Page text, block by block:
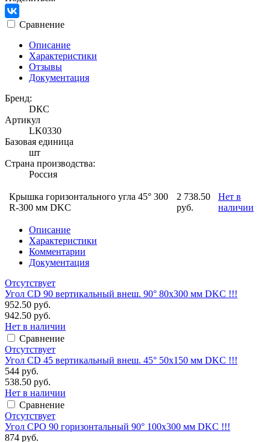
Сравнение
Описание
Характеристики
Отзывы
Документация
Бренд:
DКС
Артикул
LK0330
Базовая единица
шт
Страна производства:
Россия
Крышка горизонтального угла 45° 300
R-300 мм DKC
2 738.50
руб.
Нет в
наличии
Описание
Характеристики
Комментарии
Документация
Отсутствует
Угол CD 90 вертикальный внеш. 90° 80х300 мм DKC !!!
952.50 руб.
942.50 руб.
Нет в наличии
Сравнение
Отсутствует
Угол CD 45 вертикальный внеш. 45° 50х150 мм DKC !!!
544 руб.
538.50 руб.
Нет в наличии
Сравнение
Отсутствует
Угол CPO 90 горизонтальный 90° 100х300 мм DKC !!!
874 руб.